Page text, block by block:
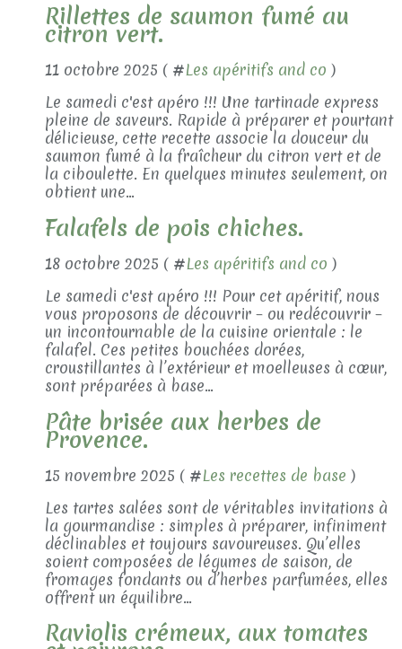
Rillettes de saumon fumé au
citron vert.
11 octobre 2025 ( #Les apéritifs and co )
Le samedi c'est apéro !!! Une tartinade express
pleine de saveurs. Rapide à préparer et pourtant
délicieuse, cette recette associe la douceur du
saumon fumé à la fraîcheur du citron vert et de
la ciboulette. En quelques minutes seulement, on
obtient une...
Falafels de pois chiches.
18 octobre 2025 ( #Les apéritifs and co )
Le samedi c'est apéro !!! Pour cet apéritif, nous
vous proposons de découvrir – ou redécouvrir –
un incontournable de la cuisine orientale : le
falafel. Ces petites bouchées dorées,
croustillantes à l’extérieur et moelleuses à cœur,
sont préparées à base...
Pâte brisée aux herbes de
Provence.
15 novembre 2025 ( #Les recettes de base )
Les tartes salées sont de véritables invitations à
la gourmandise : simples à préparer, infiniment
déclinables et toujours savoureuses. Qu’elles
soient composées de légumes de saison, de
fromages fondants ou d’herbes parfumées, elles
offrent un équilibre...
Raviolis crémeux, aux tomates